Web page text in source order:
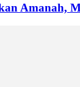
Amanah,